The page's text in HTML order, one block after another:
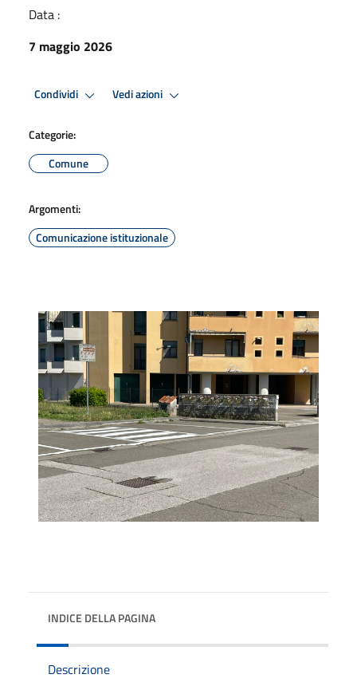
Data :
7 maggio 2026
Condividi Vedi azioni
Categorie:
Comune
Argomenti:
Comunicazione istituzionale
INDICE DELLA PAGINA
Descrizione